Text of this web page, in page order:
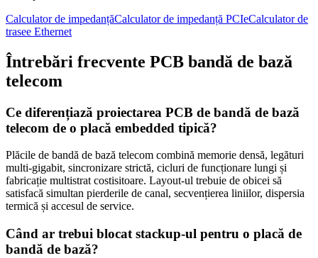
Calculator de impedanțăCalculator de impedanță PCIeCalculator de
trasee Ethernet
Întrebări frecvente PCB bandă de bază
telecom
Ce diferențiază proiectarea PCB de bandă de bază
telecom de o placă embedded tipică?
Plăcile de bandă de bază telecom combină memorie densă, legături
multi-gigabit, sincronizare strictă, cicluri de funcționare lungi și
fabricație multistrat costisitoare. Layout-ul trebuie de obicei să
satisfacă simultan pierderile de canal, secvențierea liniilor, dispersia
termică și accesul de service.
Când ar trebui blocat stackup-ul pentru o placă de
bandă de bază?